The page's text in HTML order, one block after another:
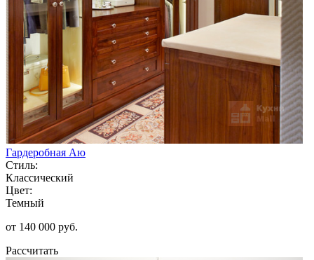
Гардеробная Аю
Стиль:
Классический
Цвет:
Темный
от 140 000 руб.
Рассчитать